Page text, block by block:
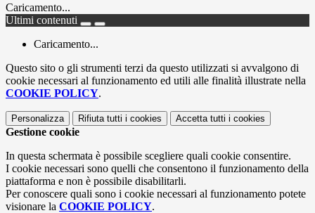
Caricamento...
Ultimi contenuti
Caricamento...
Questo sito o gli strumenti terzi da questo utilizzati si avvalgono di
cookie necessari al funzionamento ed utili alle finalità illustrate nella
COOKIE POLICY.
Personalizza Rifiuta tutti i cookies Accetta tutti i cookies
Gestione cookie
In questa schermata è possibile scegliere quali cookie consentire.
I cookie necessari sono quelli che consentono il funzionamento della
piattaforma e non è possibile disabilitarli.
Per conoscere quali sono i cookie necessari al funzionamento potete
visionare la COOKIE POLICY.